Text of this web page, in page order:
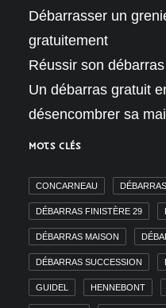
Débarrasser un
gratuitement
Réussir son débarras
Un débarras gratuit
désencombrer sa
MOTS CLÉS
CONCARNEAU
DÉBARRAS FINISTÈRE 29
DÉBARRAS MAISON
DÉBARRAS SUCCESSION
GUIDEL HENNEBONT